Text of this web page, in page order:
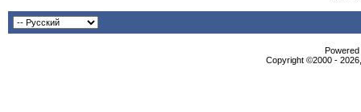
Copyright ©2000 -